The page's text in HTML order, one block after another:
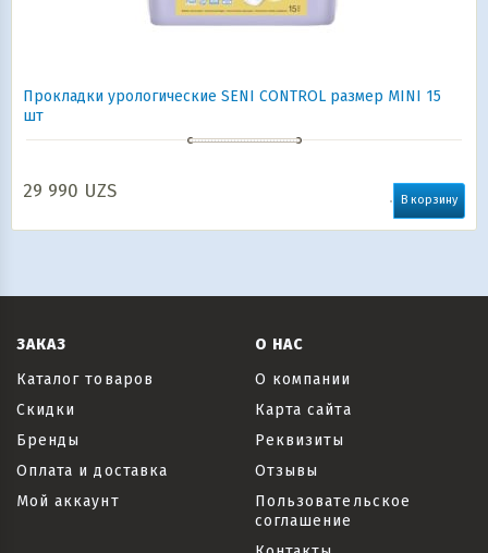
Прокладки урологические SENI CONTROL размер MINI 15
шт
29 990 UZS В корзину
ЗАКАЗ
Каталог товаров
Скидки
Бренды
Оплата и доставка
Мой аккаунт
О НАС
О компании
Карта сайта
Реквизиты
Отзывы
Пользовательское
соглашение